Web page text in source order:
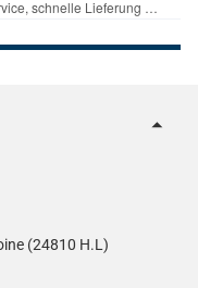
(24810 H.L)